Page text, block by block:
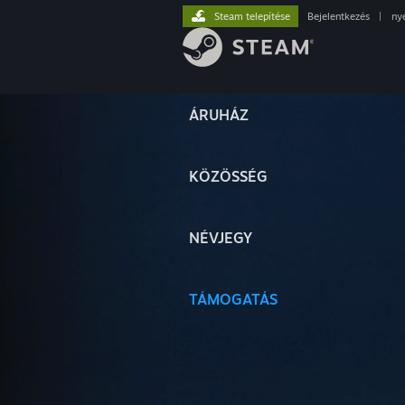
ÁRUHÁZ
KÖZÖSSÉG
NÉVJEGY
TÁMOGATÁS
Steam telepítése Bejelentkezés